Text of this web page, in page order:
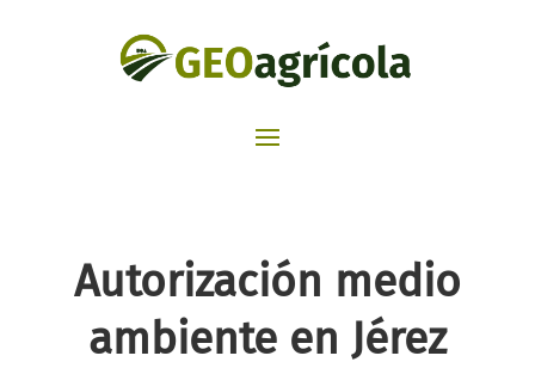
Autorización medio
ambiente en Jérez